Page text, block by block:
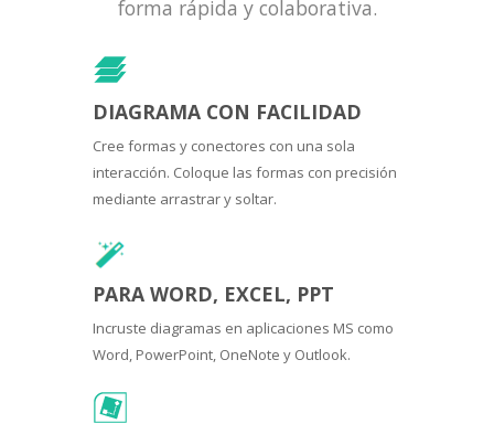
forma rápida y colaborativa.
DIAGRAMA CON FACILIDAD
Cree formas y conectores con una sola
interacción. Coloque las formas con precisión
mediante arrastrar y soltar.
PARA WORD, EXCEL, PPT
Incruste diagramas en aplicaciones MS como
Word, PowerPoint, OneNote y Outlook.